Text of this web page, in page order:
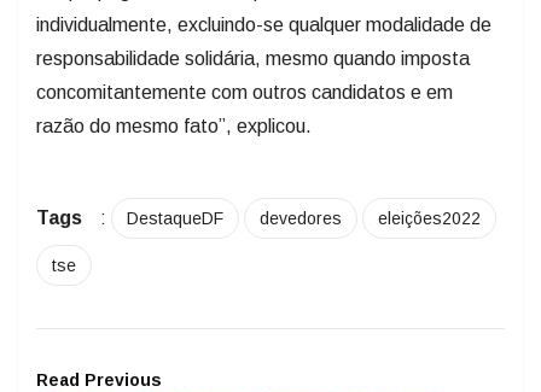
individualmente, excluindo-se qualquer modalidade de
responsabilidade solidária, mesmo quando imposta
concomitantemente com outros candidatos e em
razão do mesmo fato”, explicou.
Tags : DestaqueDF devedores eleições2022
tse
Read Previous